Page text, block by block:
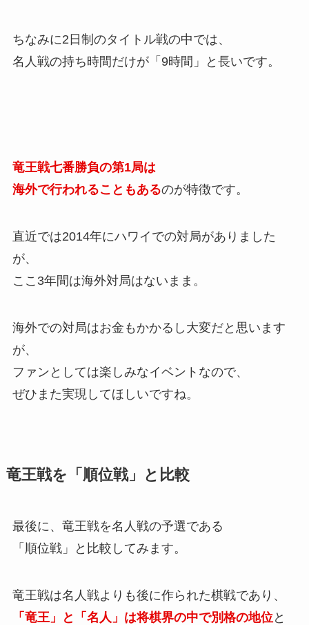
ちなみに2日制のタイトル戦の中では、
名人戦の持ち時間だけが「9時間」と長いです。
竜王戦七番勝負の第1局は
海外で行われることもあるのが特徴です。
直近では2014年にハワイでの対局がありました
が、
ここ3年間は海外対局はないまま。
海外での対局はお金もかかるし大変だと思います
が、
ファンとしては楽しみなイベントなので、
ぜひまた実現してほしいですね。
竜王戦を「順位戦」と比較
最後に、竜王戦を名人戦の予選である
「順位戦」と比較してみます。
竜王戦は名人戦よりも後に作られた棋戦であり、
「竜王」と「名人」は将棋界の中で別格の地位と